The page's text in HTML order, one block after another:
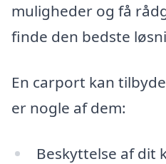
muligheder og få
finde den bedste
En carport kan
er nogle af dem:
Beskyttelse af dit